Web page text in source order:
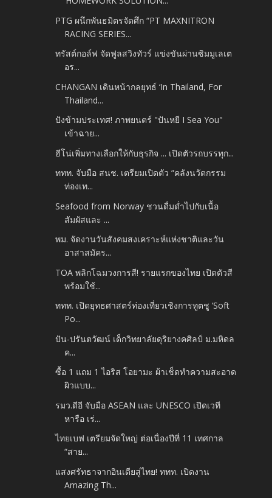
PTG ผนึกพันธมิตรจัดศึก “PT MAXNITRON
RACING SERIES...
ทรัสต์กอล์ฟ จัดฟูลสวิงทัวร์ แข่งขันผ่านซิมมูเลเต
อร...
CHANGAN เดินหน้ากลยุทธ์ ‘In Thailand, For
Thailand...
ปังข้ามประเทศ! ภาพยนตร์ "ปันหยี I Sea You"
เข้าฉาย...
ฮีโน่เพิ่มทางเลือกให้กับธุรกิจ ... เปิดตัวรถบรรทุก...
ททท. จับมือ สนช. เตรียมเปิดตัว “คลังนวัตกรรม
ท่องเท...
Seafood from Norway ชวนดื่มด่ำไปกับเนื้อ
สัมผัสและ ...
พม. จัดงานวันสังคมสงเคราะห์แห่งชาติและวัน
อาสาสมัคร...
TOA พลิกโฉมวงการสี! รายแรกของไทย เปิดตัวสี
พร้อมใช้...
ททท. เปิดยุทธศาสตร์ท่องเที่ยวเชิงการทูตชู ‘Soft
Po...
ปัน-ปรันตวัฒน์ เด็กวิทยาลัยดุริยางคศิลป์ ม.มหิดล
ค...
ซื้อ 1 แถม 1 ไอริส โอยามะ ผ้าเช็ดทำความสะอาด
ผิวแบบ...
รมว.ดีอี จับมือ ASEAN และ UNESCO เปิดเวที
หารือ เร่...
ไทยเบฟ เตรียมจัดใหญ่ ต่อเนื่องปีที่ 11 เทศกาล
“สาย...
แสงศรัทธาจากอินเดียสู่ไทย! ททท. เปิดงาน
Amazing Th...